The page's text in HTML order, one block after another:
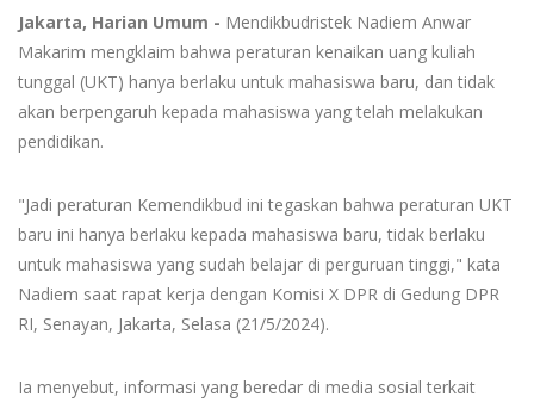
Jakarta, Harian Umum - Mendikbudristek Nadiem Anwar
Makarim mengklaim bahwa peraturan kenaikan uang kuliah
tunggal (UKT) hanya berlaku untuk mahasiswa baru, dan tidak
akan berpengaruh kepada mahasiswa yang telah melakukan
pendidikan.
"Jadi peraturan Kemendikbud ini tegaskan bahwa peraturan UKT
baru ini hanya berlaku kepada mahasiswa baru, tidak berlaku
untuk mahasiswa yang sudah belajar di perguruan tinggi," kata
Nadiem saat rapat kerja dengan Komisi X DPR di Gedung DPR
RI, Senayan, Jakarta, Selasa (21/5/2024).
Ia menyebut, informasi yang beredar di media sosial terkait